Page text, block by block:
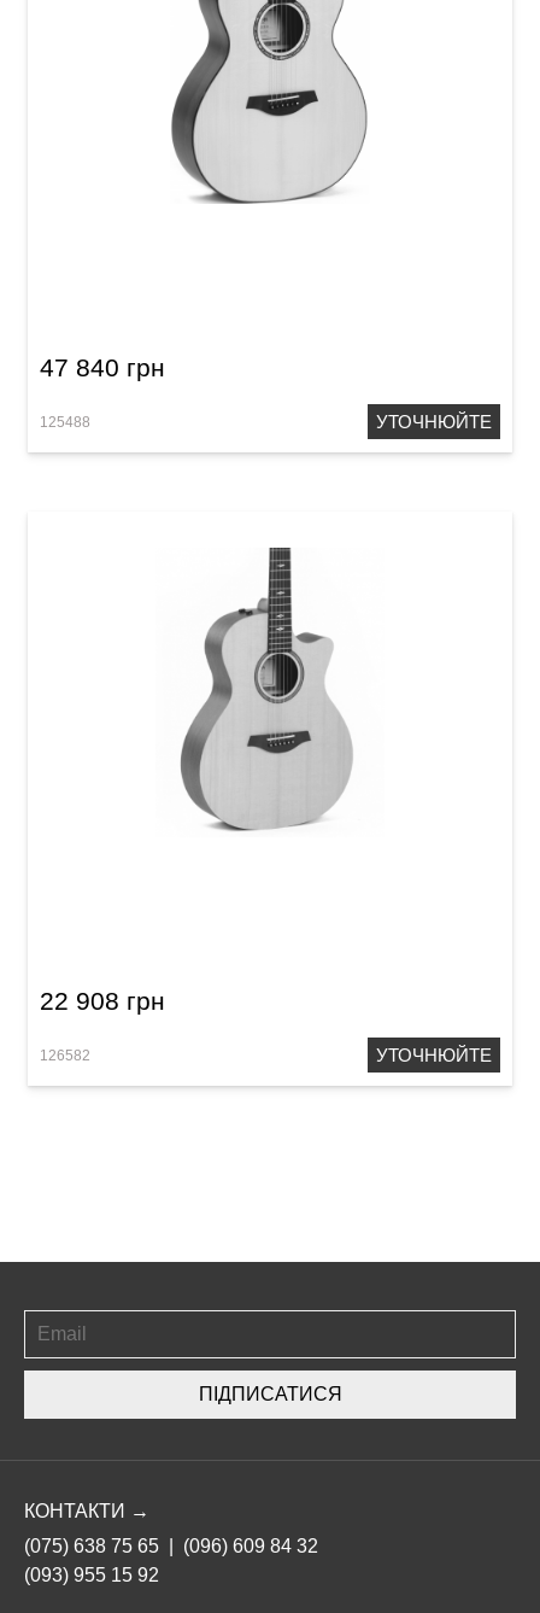
47 840 грн
125488 УТОЧНЮЙТЕ
22 908 грн
126582 УТОЧНЮЙТЕ
ПІДПИСАТИСЯ
КОНТАКТИ →
(075) 638 75 65
(096) 609 84 32
(093) 955 15 92